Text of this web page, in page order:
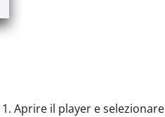
Aprire il player e selezionare